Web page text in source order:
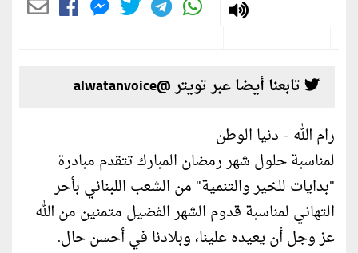
تابعنا أيضا عبر تويتر @alwatanvoice
رام الله - دنيا الوطن
لمناسبة حلول شهر رمضان المبارك تتقدم مبادرة
"بدايات للخير والتنمية" من الشعب اللبناني بأحر
التهاني لمناسبة قدوم الشهر الفضيل متمنين من الله
عز وجل أن يعيده علينا، وبلادنا في أحسن حال.